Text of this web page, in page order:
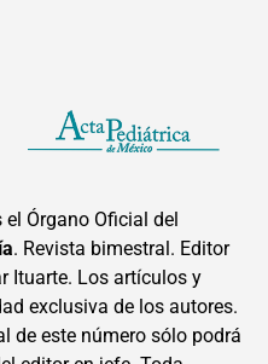
el Órgano Oficial del
. Revista bimestral. Editor
Ituarte. Los artículos y
exclusiva de los autores.
de este número sólo podrá